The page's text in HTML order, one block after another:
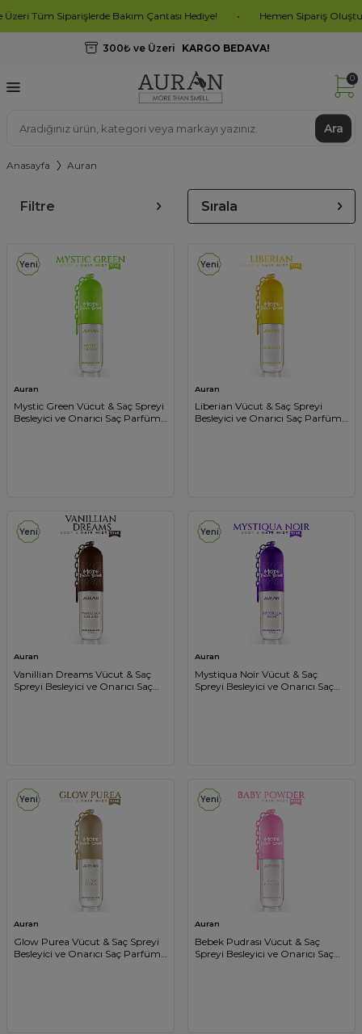
Bakım Çantası Hediye! • Hemen Sipariş Oluştur,
300₺ ve Üzeri KARGO BEDAVA!
Ara
0
Anasayfa Auran
Filtre Sırala
Yeni
Auran
Mystic Green Vücut & Saç Spreyi
Besleyici ve Onarıcı Saç Parfümü
Yeni
Auran
Liberian Vücut & Saç Spreyi
Besleyici ve Onarıcı Saç Parfümü
Yeni
Auran
Vanillian Dreams Vücut & Saç
Spreyi Besleyici ve Onarıcı Saç
Yeni
Auran
Mystiqua Noir Vücut & Saç
Spreyi Besleyici ve Onarıcı Saç
Yeni
Auran
Glow Purea Vücut & Saç Spreyi
Besleyici ve Onarıcı Saç Parfümü
Yeni
Auran
Bebek Pudrası Vücut & Saç
Spreyi Besleyici ve Onarıcı Saç